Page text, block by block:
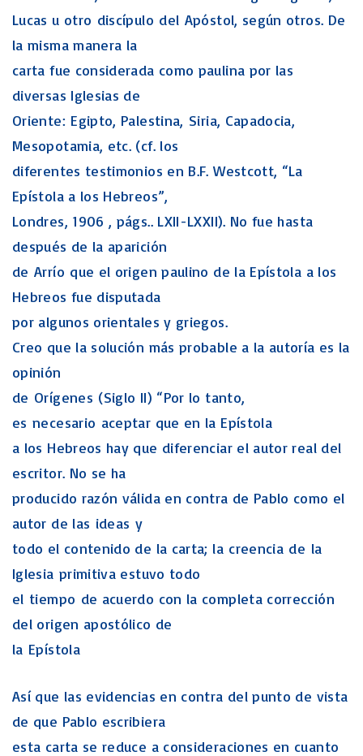
Lucas u otro discípulo del Apóstol, según otros. De
la misma manera la
carta fue considerada como paulina por las
diversas Iglesias de
Oriente: Egipto, Palestina, Siria, Capadocia,
Mesopotamia, etc. (cf. los
diferentes testimonios en B.F. Westcott, “La
Epístola a los Hebreos”,
Londres, 1906 , págs.. LXII-LXXII). No fue hasta
después de la aparición
de Arrío que el origen paulino de la Epístola a los
Hebreos fue disputada
por algunos orientales y griegos.
Creo que la solución más probable a la autoría es la
opinión
de Orígenes (Siglo II) “Por lo tanto,
es necesario aceptar que en la Epístola
a los Hebreos hay que diferenciar el autor real del
escritor. No se ha
producido razón válida en contra de Pablo como el
autor de las ideas y
todo el contenido de la carta; la creencia de la
Iglesia primitiva estuvo todo
el tiempo de acuerdo con la completa corrección
del origen apostólico de
la Epístola
Así que las evidencias en contra del punto de vista
de que Pablo escribiera
esta carta se reduce a consideraciones en cuanto